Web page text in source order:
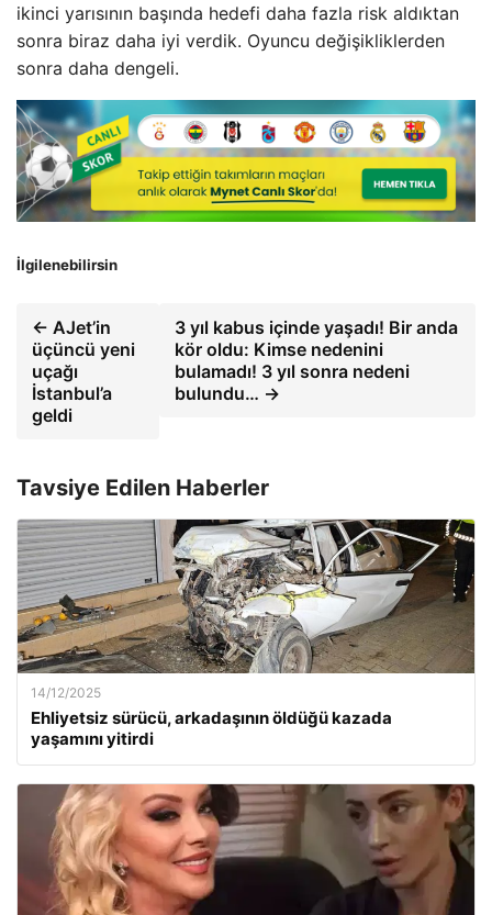
ikinci yarısının başında hedefi daha fazla risk aldıktan
sonra biraz daha iyi verdik. Oyuncu değişikliklerden
sonra daha dengeli.
İlgilenebilirsin
← AJet’in
üçüncü yeni
uçağı
İstanbul’a
geldi
3 yıl kabus içinde yaşadı! Bir anda
kör oldu: Kimse nedenini
bulamadı! 3 yıl sonra nedeni
bulundu… →
Tavsiye Edilen Haberler
14/12/2025
Ehliyetsiz sürücü, arkadaşının öldüğü kazada
yaşamını yitirdi